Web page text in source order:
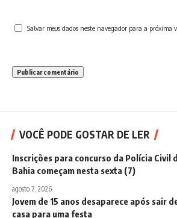
Salvar meus dados neste navegador para a próxima
VOCÊ PODE GOSTAR DE LER
Inscrições para concurso da Polícia Civil
Bahia começam nesta sexta (7)
agosto 7, 2026
Jovem de 15 anos desaparece após sair
casa para uma festa